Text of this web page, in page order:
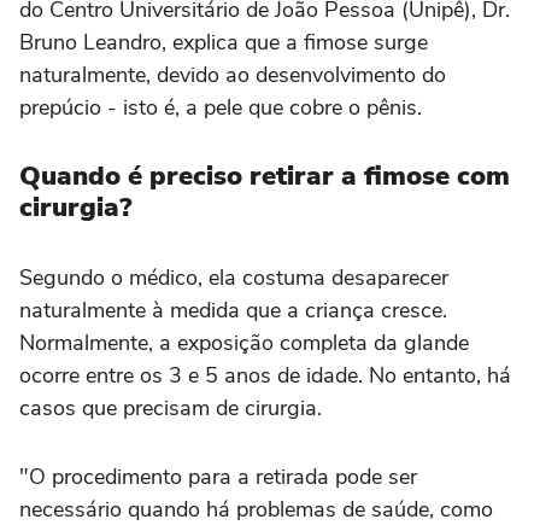
do Centro Universitário de João Pessoa (Unipê), Dr.
Bruno Leandro, explica que a fimose surge
naturalmente, devido ao desenvolvimento do
prepúcio - isto é, a pele que cobre o pênis.
Quando é preciso retirar a fimose com
cirurgia?
Segundo o médico, ela costuma desaparecer
naturalmente à medida que a criança cresce.
Normalmente, a exposição completa da glande
ocorre entre os 3 e 5 anos de idade. No entanto, há
casos que precisam de cirurgia.
"O procedimento para a retirada pode ser
necessário quando há problemas de saúde, como